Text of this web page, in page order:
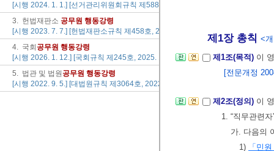
[시행 2024. 1. 1.] [선거관리위원회규칙 제588호, 2023. 11. 24., 타법개정]
3. 헌법재판소 공무원 행동강령
[시행 2023. 7. 7.] [헌법재판소규칙 제458호, 2023. 7. 7., 일부개정]
4. 국회 공무원 행동강령
[시행 2026. 1. 12.] [국회규칙 제245호, 2025. 12. 5., 타법개정]
5. 법관 및 법원 공무원 행동강령
[시행 2022. 9. 5.] [대법원규칙 제3064호, 2022. 9. 5., 일부개정]
제1장 총칙 <
제1조(목적) 이
[전문개정
제2조(정의) 이
1. “직무관련
가. 다음의
1)
「민